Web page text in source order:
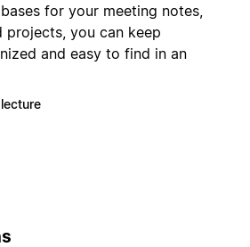
for your meeting notes,
projects, you can keep
and easy to find in an